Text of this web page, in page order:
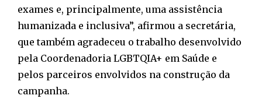
exames e, principalmente, uma assistência
humanizada e inclusiva”, afirmou a secretária,
que também agradeceu o trabalho desenvolvido
pela Coordenadoria LGBTQIA+ em Saúde e
pelos parceiros envolvidos na construção da
campanha.